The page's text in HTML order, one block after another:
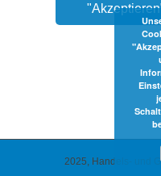
2025, Handels- und